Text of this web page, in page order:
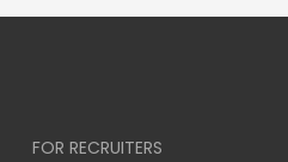
FOR RECRUITERS